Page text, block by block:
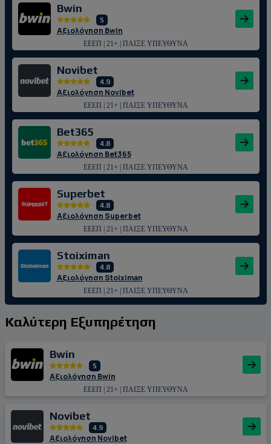
Bwin
5
Αξιολόγηση Bwin
ΕΕΕΠ | 21+ | ΠΑΙΞΕ ΥΠΕΥΘΥΝΑ
Novibet
4.9
Αξιολόγηση Novibet
ΕΕΕΠ | 21+ | ΠΑΙΞΕ ΥΠΕΥΘΥΝΑ
Bet365
4.8
Αξιολόγηση Bet365
ΕΕΕΠ | 21+ | ΠΑΙΞΕ ΥΠΕΥΘΥΝΑ
Superbet
4.8
Αξιολόγηση Superbet
ΕΕΕΠ | 21+ | ΠΑΙΞΕ ΥΠΕΥΘΥΝΑ
Stoiximan
4.8
Αξιολόγηση Stoiximan
ΕΕΕΠ | 21+ | ΠΑΙΞΕ ΥΠΕΥΘΥΝΑ
Καλύτερη Εξυπηρέτηση
Bwin
5
Αξιολόγηση Bwin
ΕΕΕΠ | 21+ | ΠΑΙΞΕ ΥΠΕΥΘΥΝΑ
Novibet
4.9
Αξιολόγηση Novibet